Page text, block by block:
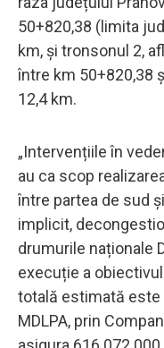
50+820,38 (limita
km, și tronsonul 2,
între km 50+820,38
12,4 km.
„Intervențiile în
au ca scop
între partea de sud
implicit,
drumurile naționale
execuție a
totală estimată este
MDLPA, prin